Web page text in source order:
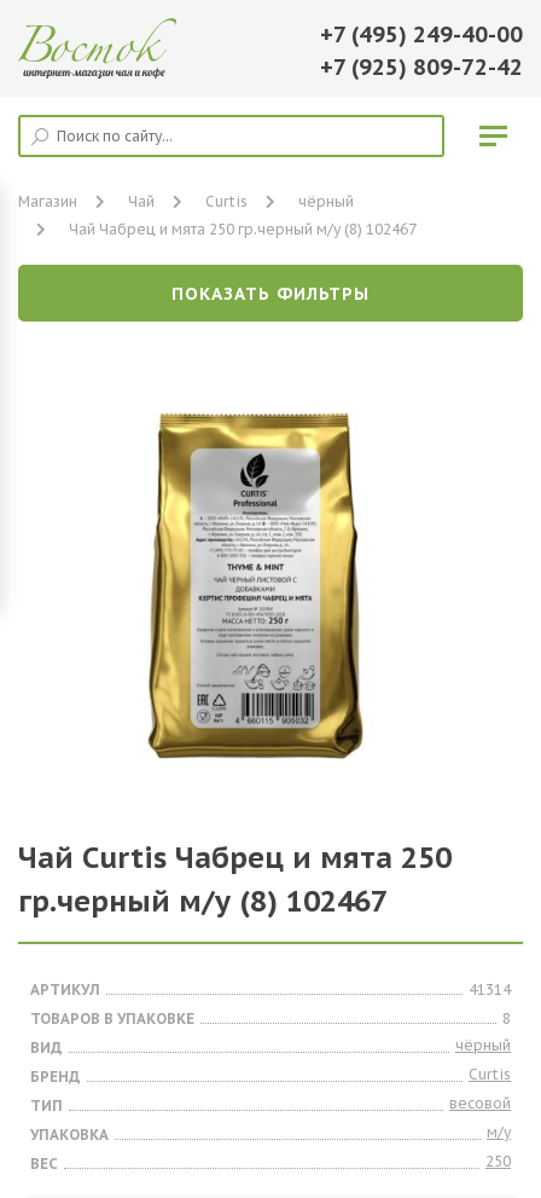
+7 (495) 249-40-00
+7 (925) 809-72-42
Магазин Чай Curtis
чёрный
Чай Чабрец и мята 250 гр.черный м/у (8) 102467
ПОКАЗАТЬ ФИЛЬТРЫ
Чай Curtis Чабрец и мята 250
гр.черный м/у (8) 102467
АРТИКУЛ
41314
ТОВАРОВ В УПАКОВКЕ
8
ВИД
чёрный
БРЕНД
Curtis
ТИП
весовой
УПАКОВКА
м/у
ВЕС
250